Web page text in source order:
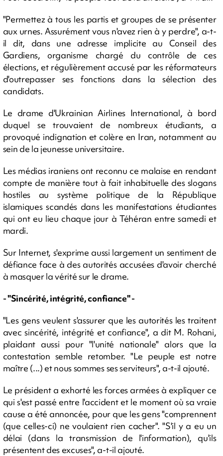
"Permettez à tous les partis et groupes de se présenter
aux urnes. Assurément vous n'avez rien à y perdre", a-t-
il dit, dans une adresse implicite au Conseil des
Gardiens, organisme chargé du contrôle de ces
élections, et régulièrement accusé par les réformateurs
d'outrepasser ses fonctions dans la sélection des
candidats.
Le drame d'Ukrainian Airlines International, à bord
duquel se trouvaient de nombreux étudiants, a
provoqué indignation et colère en Iran, notamment au
sein de la jeunesse universitaire.
Les médias iraniens ont reconnu ce malaise en rendant
compte de manière tout à fait inhabituelle des slogans
hostiles au système politique de la République
islamiques scandés dans les manifestations étudiantes
qui ont eu lieu chaque jour à Téhéran entre samedi et
mardi.
Sur Internet, s'exprime aussi largement un sentiment de
défiance face à des autorités accusées d'avoir cherché
à masquer la vérité sur le drame.
- "Sincérité, intégrité, confiance" -
"Les gens veulent s'assurer que les autorités les traitent
avec sincérité, intégrité et confiance", a dit M. Rohani,
plaidant aussi pour "l'unité nationale" alors que la
contestation semble retomber. "Le peuple est notre
maître (...) et nous sommes ses serviteurs", a-t-il ajouté.
Le président a exhorté les forces armées à expliquer ce
qui s'est passé entre l'accident et le moment où sa vraie
cause a été annoncée, pour que les gens "comprennent
(que celles-ci) ne voulaient rien cacher". "S'il y a eu un
délai (dans la transmission de l'information), qu'ils
présentent des excuses", a-t-il ajouté.